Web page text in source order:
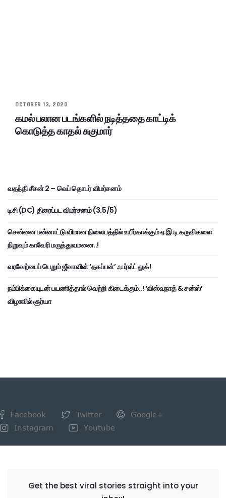
OCTOBER 13, 2020
கமல் பலான படங்களில் நடித்ததை காட்டிக்
கொடுத்த காதல் சுகுமார்
வதந்தி சீசன் 2 – வெப் தொடர் விமர்சனம்
டிசி (DC) திரைப்பட விமர்சனம் (3.5/5)
சென்னை பன்னாட்டு விமான நிலையத்தில் உயிர்காக்கும் ஏ.இ.டி கருவிகளை
நிறுவும் காவேரி மருத்துவமனை..!
வரவேற்பைப் பெறும் ஜீவாவின் ‘தகப்பன்’ ஃபர்ஸ்ட் லுக்!
நம்பிக்கையுடன் பயணித்தால் வெற்றி கிடைக்கும்..! ‘விஸ்வநாத் & சன்ஸ்’
விழாவில் சூர்யா
Facebook Twitter
Google+
Instagram
Youtube
Get the best viral stories straight into your